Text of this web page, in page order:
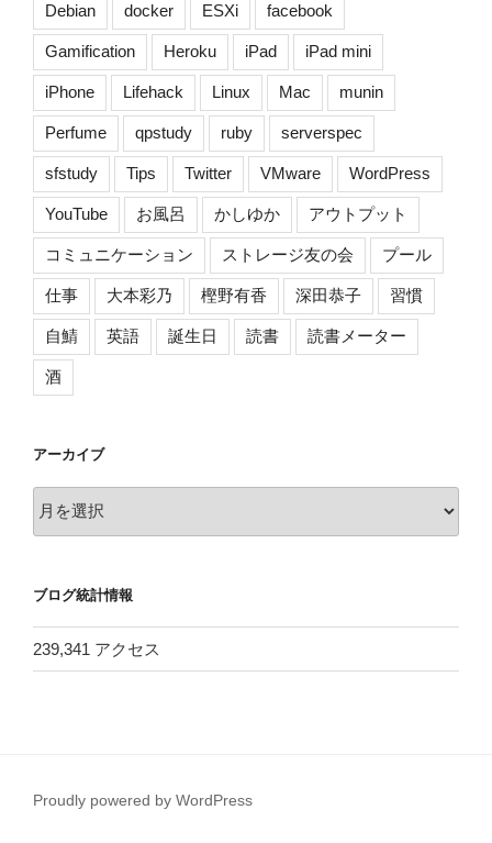
Debian docker ESXi facebook
Gamification Heroku iPad iPad mini
iPhone Lifehack Linux Mac munin
Perfume qpstudy ruby serverspec
sfstudy Tips Twitter VMware WordPress
YouTube お風呂 かしゆか アウトプット
コミュニケーション ストレージ友の会 プール
仕事 大本彩乃 樫野有香 深田恭子 習慣
自鯖 英語 誕生日 読書 読書メーター
酒
アーカイブ
ー
ブ
ブログ統計情報
239,341 アクセス
Proudly powered by WordPress